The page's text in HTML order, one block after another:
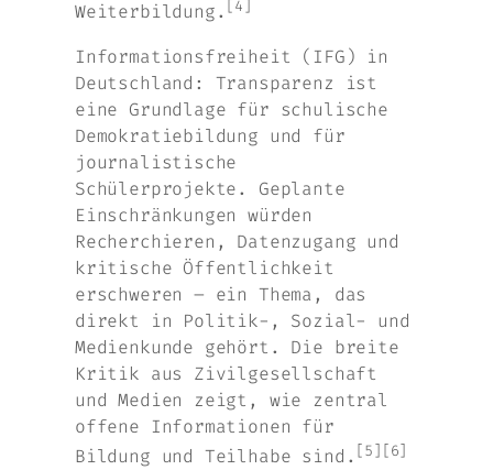
Weiterbildung. [4]
Informationsfreiheit (IFG) in
Deutschland: Transparenz ist
eine Grundlage für schulische
Demokratiebildung und für
journalistische
Schülerprojekte. Geplante
Einschränkungen würden
Recherchieren, Datenzugang und
kritische Öffentlichkeit
erschweren – ein Thema, das
direkt in Politik-, Sozial- und
Medienkunde gehört. Die breite
Kritik aus Zivilgesellschaft
und Medien zeigt, wie zentral
offene Informationen für
Bildung und Teilhabe sind. [5][6]